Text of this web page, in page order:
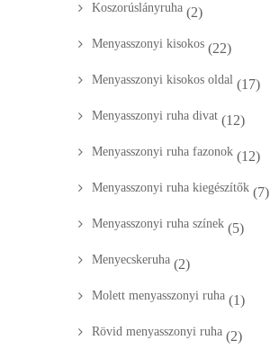
Koszorúslányruha (2)
Menyasszonyi kisokos (22)
Menyasszonyi kisokos oldal (17)
Menyasszonyi ruha divat (12)
Menyasszonyi ruha fazonok (12)
Menyasszonyi ruha kiegészítők (7)
Menyasszonyi ruha színek (5)
Menyecskeruha (2)
Molett menyasszonyi ruha (1)
Rövid menyasszonyi ruha (2)